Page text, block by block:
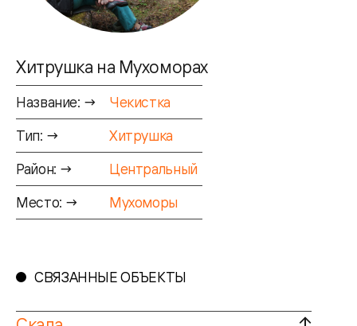
Хитрушка на Мухоморах
Название: →
Чекистка
Тип: →
Хитрушка
Район: →
Центральный
Место: →
Мухоморы
СВЯЗАННЫЕ ОБЪЕКТЫ